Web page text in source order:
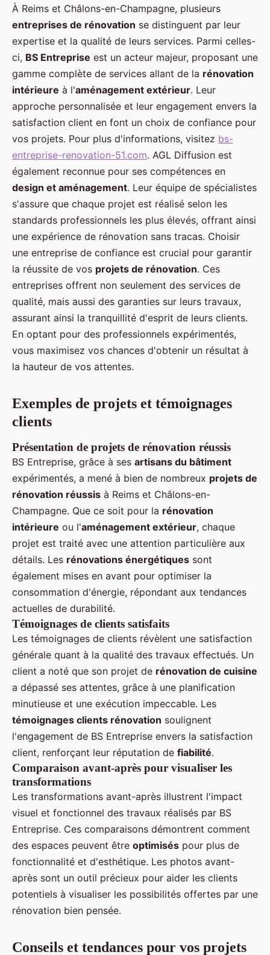
À Reims et Châlons-en-Champagne, plusieurs
entreprises de rénovation se distinguent par leur
expertise et la qualité de leurs services. Parmi celles-
ci, BS Entreprise est un acteur majeur, proposant une
gamme complète de services allant de la rénovation
intérieure à l'aménagement extérieur. Leur
approche personnalisée et leur engagement envers la
satisfaction client en font un choix de confiance pour
vos projets. Pour plus d'informations, visitez bs-
entreprise-renovation-51.com. AGL Diffusion est
également reconnue pour ses compétences en
design et aménagement. Leur équipe de spécialistes
s'assure que chaque projet est réalisé selon les
standards professionnels les plus élevés, offrant ainsi
une expérience de rénovation sans tracas. Choisir
une entreprise de confiance est crucial pour garantir
la réussite de vos projets de rénovation. Ces
entreprises offrent non seulement des services de
qualité, mais aussi des garanties sur leurs travaux,
assurant ainsi la tranquillité d'esprit de leurs clients.
En optant pour des professionnels expérimentés,
vous maximisez vos chances d'obtenir un résultat à
la hauteur de vos attentes.
Exemples de projets et témoignages
clients
Présentation de projets de rénovation réussis
BS Entreprise, grâce à ses artisans du bâtiment
expérimentés, a mené à bien de nombreux projets de
rénovation réussis à Reims et Châlons-en-
Champagne. Que ce soit pour la rénovation
intérieure ou l'aménagement extérieur, chaque
projet est traité avec une attention particulière aux
détails. Les rénovations énergétiques sont
également mises en avant pour optimiser la
consommation d'énergie, répondant aux tendances
actuelles de durabilité.
Témoignages de clients satisfaits
Les témoignages de clients révèlent une satisfaction
générale quant à la qualité des travaux effectués. Un
client a noté que son projet de rénovation de cuisine
a dépassé ses attentes, grâce à une planification
minutieuse et une exécution impeccable. Les
témoignages clients rénovation soulignent
l'engagement de BS Entreprise envers la satisfaction
client, renforçant leur réputation de fiabilité.
Comparaison avant-après pour visualiser les
transformations
Les transformations avant-après illustrent l'impact
visuel et fonctionnel des travaux réalisés par BS
Entreprise. Ces comparaisons démontrent comment
des espaces peuvent être optimisés pour plus de
fonctionnalité et d'esthétique. Les photos avant-
après sont un outil précieux pour aider les clients
potentiels à visualiser les possibilités offertes par une
rénovation bien pensée.
Conseils et tendances pour vos projets